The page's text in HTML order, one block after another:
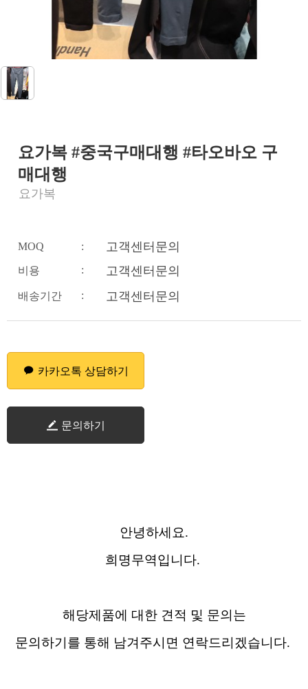
요가복 #중국구매대행 #타오바오 구
매대행
요가복
MOQ : 고객센터문의
비용 : 고객센터문의
배송기간 : 고객센터문의
카카오톡 상담하기
문의하기
안녕하세요.
희명무역입니다.
해당제품에 대한 견적 및 문의는
문의하기를 통해 남겨주시면 연락드리겠습니다.